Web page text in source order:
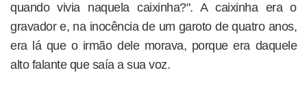
quando vivia naquela caixinha?". A caixinha era o
gravador e, na inocência de um garoto de quatro anos,
era lá que o irmão dele morava, porque era daquele
alto falante que saía a sua voz.